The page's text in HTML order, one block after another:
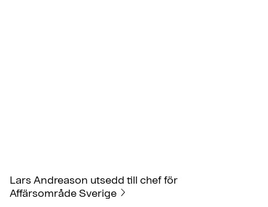
Lars Andreason utsedd till chef för
Affärsområde Sverige